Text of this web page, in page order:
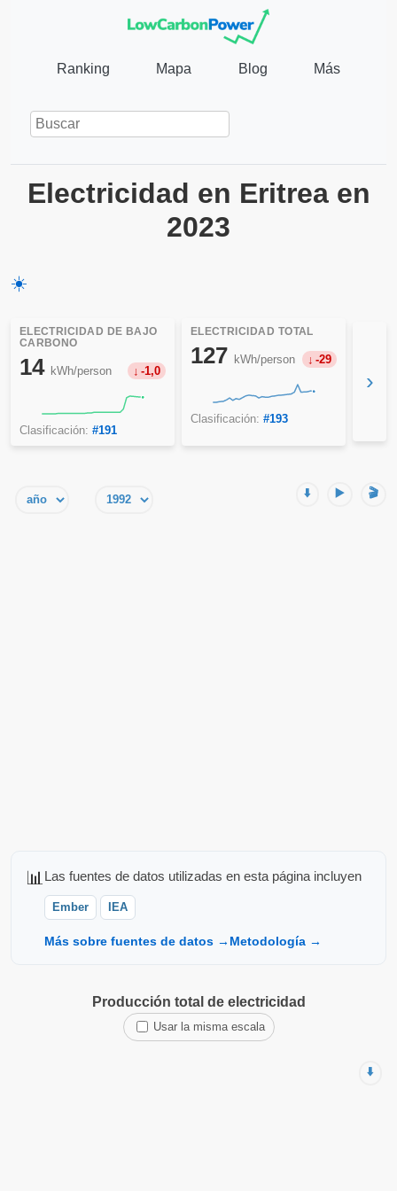
Ranking Mapa Blog Más
Electricidad en Eritrea en
2023
☀️
ELECTRICIDAD DE BAJO
CARBONO
14 kWh/person -1,0
Clasificación: #191
ELECTRICIDAD TOTAL
127 kWh/person -29
Clasificación: #193
›
⬇️ ▶️ 🎬
📊 Las fuentes de datos utilizadas en esta página incluyen
Ember IEA
Más sobre fuentes de datos → Metodología →
Producción total de electricidad
Usar la misma escala
⬇️